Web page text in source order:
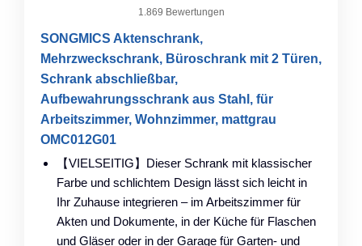
1.869 Bewertungen
SONGMICS Aktenschrank,
Mehrzweckschrank, Büroschrank mit 2 Türen,
Schrank abschließbar,
Aufbewahrungsschrank aus Stahl, für
Arbeitszimmer, Wohnzimmer, mattgrau
OMC012G01
【VIELSEITIG】Dieser Schrank mit klassischer
Farbe und schlichtem Design lässt sich leicht in
Ihr Zuhause integrieren – im Arbeitszimmer für
Akten und Dokumente, in der Küche für Flaschen
und Gläser oder in der Garage für Garten- und